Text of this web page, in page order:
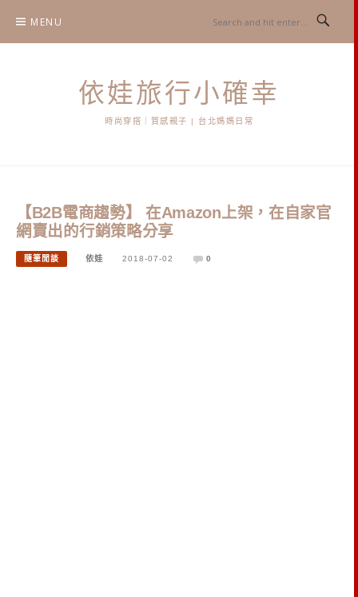
content
MENU
依娃旅行小確幸
時尚穿搭｜質感親子 | 台北媽媽日常
【B2B電商趨勢】 在Amazon上架，在自家官
網賣出的行銷策略分享
隨筆閒談 依娃 2018-07-02 0